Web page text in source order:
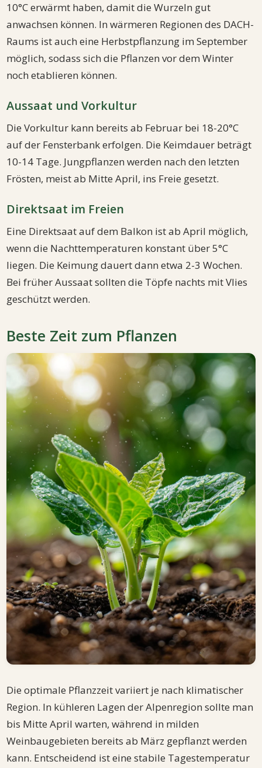
10°C erwärmt haben, damit die Wurzeln gut
anwachsen können. In wärmeren Regionen des DACH-
Raums ist auch eine Herbstpflanzung im September
möglich, sodass sich die Pflanzen vor dem Winter
noch etablieren können.
Aussaat und Vorkultur
Die Vorkultur kann bereits ab Februar bei 18-20°C
auf der Fensterbank erfolgen. Die Keimdauer beträgt
10-14 Tage. Jungpflanzen werden nach den letzten
Frösten, meist ab Mitte April, ins Freie gesetzt.
Direktsaat im Freien
Eine Direktsaat auf dem Balkon ist ab April möglich,
wenn die Nachttemperaturen konstant über 5°C
liegen. Die Keimung dauert dann etwa 2-3 Wochen.
Bei früher Aussaat sollten die Töpfe nachts mit Vlies
geschützt werden.
Beste Zeit zum Pflanzen
Die optimale Pflanzzeit variiert je nach klimatischer
Region. In kühleren Lagen der Alpenregion sollte man
bis Mitte April warten, während in milden
Weinbaugebieten bereits ab März gepflanzt werden
kann. Entscheidend ist eine stabile Tagestemperatur